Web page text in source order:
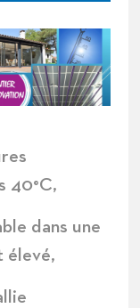
40°C,
dans une
élevé,